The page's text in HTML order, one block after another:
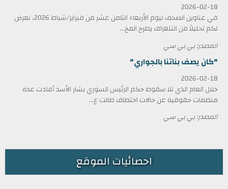
2026-02-18
في عناوين الصحف ليوم الأربعاء الثامن عشر من فبراير/شباط 2026، نعرض
لكم تحليلاً من التلغراف يطرح المخ...
المصدر: بي بي سي
"كان يصف بناتنا بالجواري"
2026-02-18
خلال العام الذي تلا سقوط حكم الرئيس السوري بشار الأسد أفادت عدة
منظمات حقوقية عن حالات اختطاف طالت ع...
المصدر: بي بي سي
احصائيات الموقع